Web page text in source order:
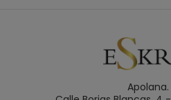
Apolana.